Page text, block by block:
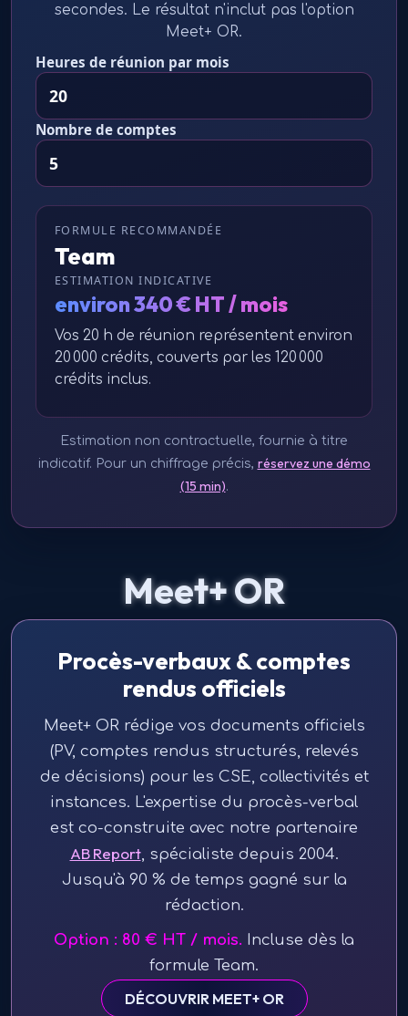
secondes. Le résultat n'inclut pas l'option
Meet+ OR.
Heures de réunion par mois
Nombre de comptes
FORMULE RECOMMANDÉE
Team
ESTIMATION INDICATIVE
environ 340 € HT / mois
Vos 20 h de réunion représentent environ
20 000 crédits, couverts par les 120 000
crédits inclus.
Estimation non contractuelle, fournie à titre
indicatif. Pour un chiffrage précis, réservez une démo
(15 min).
Meet+ OR
Procès-verbaux & comptes
rendus officiels
Meet+ OR rédige vos documents officiels
(PV, comptes rendus structurés, relevés
de décisions) pour les CSE, collectivités et
instances. L'expertise du procès-verbal
est co-construite avec notre partenaire
AB Report, spécialiste depuis 2004.
Jusqu'à 90 % de temps gagné sur la
rédaction.
Option : 80 € HT / mois. Incluse dès la
formule Team.
DÉCOUVRIR MEET+ OR